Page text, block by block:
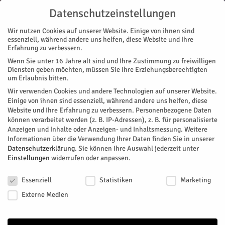
Start Magazin Gesundheit Mission: Endlich durchatmen
MAGAZIN GESUNDHEIT
Mission: Endlich durchatmen
Im Rahmen der Jülicher Gesundheitsstudie hielten Experten
einen Vortrag zum Thema Asthma und den neusten damit
einhergehenden Erkenntnissen.
Von HERZOG Redaktion- Mai 5, 2026 88
Facebook Twitter
Datenschutzeinstellungen
Wir nutzen Cookies auf unserer Website. Einige von ihnen sind
essenziell, während andere uns helfen, diese Website und Ihre
Erfahrung zu verbessern.
Wenn Sie unter 16 Jahre alt sind und Ihre Zustimmung zu freiwilligen
Diensten geben möchten, müssen Sie Ihre Erziehungsberechtigten
um Erlaubnis bitten.
Wir verwenden Cookies und andere Technologien auf unserer Website.
Einige von ihnen sind essenziell, während andere uns helfen, diese
Website und Ihre Erfahrung zu verbessern. Personenbezogene Daten
können verarbeitet werden (z. B. IP-Adressen), z. B. für personalisierte
Anzeigen und Inhalte oder Anzeigen- und Inhaltsmessung. Weitere
Informationen über die Verwendung Ihrer Daten finden Sie in unserer
Datenschutzerklärung. Sie können Ihre Auswahl jederzeit unter
Einstellungen widerrufen oder anpassen.
Essenziell
Statistiken
Marketing
Externe Medien